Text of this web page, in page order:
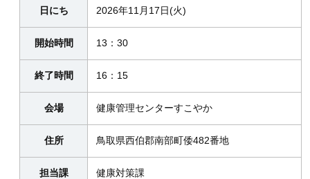
日にち 2026年11月17日(火)
開始時間 13：30
終了時間 16：15
会場 健康管理センターすこやか
住所 鳥取県西伯郡南部町倭482番地
担当課 健康対策課